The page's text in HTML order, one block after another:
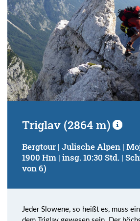
Triglav (2864 m)
Bergtour | Julische Alpen |
1900 Hm | insg. 10:30 Std. |
von 6)
Jeder Slowene, so heißt es, muss